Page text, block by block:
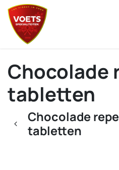
Overslaan naar inhoud
Chocolade
tabletten
Chocolade
tabletten